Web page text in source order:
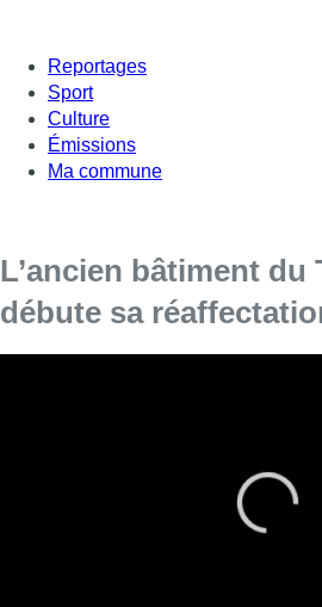
Reportages
Sport
Culture
Émissions
Ma commune
L’ancien bâtiment du
débute sa
chaussée pour y développer une
On y verra bientôt une salle de danse
objectifs de revalorisation du